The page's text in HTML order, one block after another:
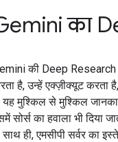
का
की Deep Research
है, उन्हें एक्ज़ीक्यूट करता
यह मुश्किल से मुश्किल
सोर्स का हवाला भी दिया
साथ ही, एमसीपी सर्वर का